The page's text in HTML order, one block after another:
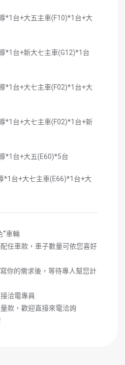
台+大五主車(F10)*1台+大
台+新大七主車(G12)*1台
台+大七主車(F02)*1台+大
台+大七主車(F02)*1台+新
*1台+大五(E60)*5台
台+大七主車(E66)*1台+大
“車輛
任車款，車子數量可依您喜好
你的需求後，等待專人幫您計
洽電專員
款，歡迎直接來電洽詢